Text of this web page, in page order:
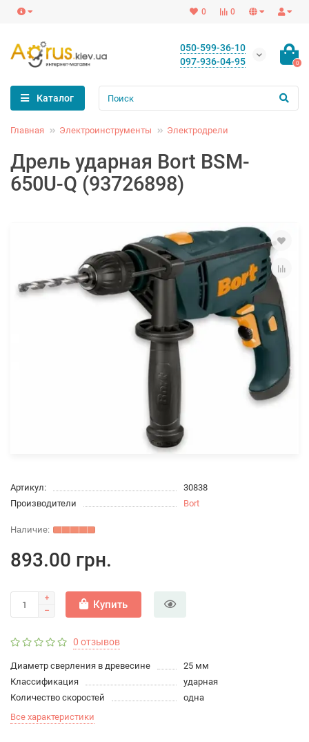
0
0
050-599-36-10
097-936-04-95
0
Каталог
Главная Электроинструменты Электродрели
Дрель ударная Bort BSM-
650U-Q (93726898)
Артикул:
30838
Производители
Bort
893.00 грн.
Купить
0 отзывов
Диаметр сверления в древесине
25 мм
Классификация
ударная
Количество скоростей
одна
Все характеристики